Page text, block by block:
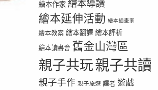
繪本作家 繪本導讀
繪本延伸活動 繪本插畫家
繪本教案 繪本翻譯 繪本評析
繪本讀書會 舊金山灣區
親子共玩親子共讀
親子手作 親子旅遊 譯者 遊戲